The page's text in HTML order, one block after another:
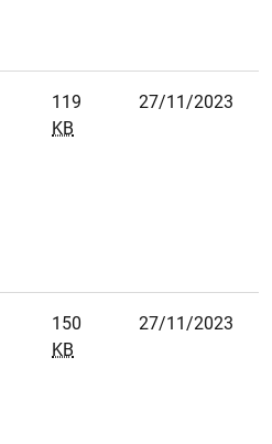
119
KB
27/11/2023
150
KB
27/11/2023